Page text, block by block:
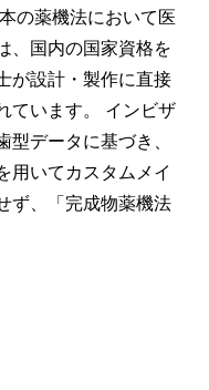
の薬機法において医
、国内の国家資格を
が設計・製作に直接
ています。 インビザ
データに基づき、
用いてカスタムメイ
ず、「完成物薬機法